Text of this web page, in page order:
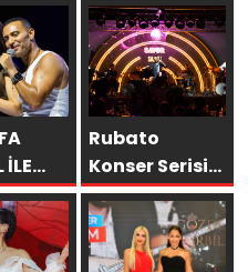
İLE
Rubato
Konser Serisi
Müzikseverlerle
Buluşmaya
Devam Ediyor